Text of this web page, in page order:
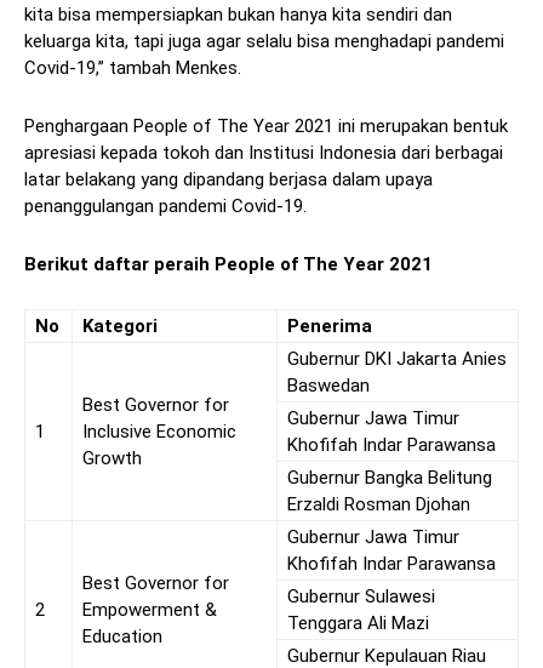
kita bisa mempersiapkan bukan hanya kita sendiri dan
keluarga kita, tapi juga agar selalu bisa menghadapi pandemi
Covid-19,” tambah Menkes.
Penghargaan People of The Year 2021 ini merupakan bentuk
apresiasi kepada tokoh dan Institusi Indonesia dari berbagai
latar belakang yang dipandang berjasa dalam upaya
penanggulangan pandemi Covid-19.
Berikut daftar peraih People of The Year 2021
No Kategori Penerima
1
Best Governor for
Inclusive Economic
Growth
Gubernur DKI Jakarta Anies
Baswedan
Gubernur Jawa Timur
Khofifah Indar Parawansa
Gubernur Bangka Belitung
Erzaldi Rosman Djohan
2
Best Governor for
Empowerment &
Education
Gubernur Jawa Timur
Khofifah Indar Parawansa
Gubernur Sulawesi
Tenggara Ali Mazi
Gubernur Kepulauan Riau